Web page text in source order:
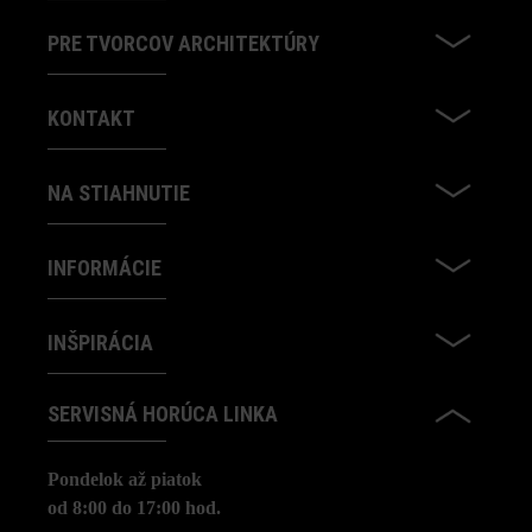
PRE TVORCOV ARCHITEKTÚRY
KONTAKT
NA STIAHNUTIE
INFORMÁCIE
INŠPIRÁCIA
SERVISNÁ HORÚCA LINKA
Pondelok až piatok
od 8:00 do 17:00 hod.